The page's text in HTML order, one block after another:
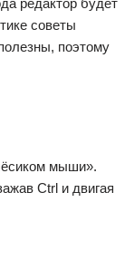
редактор будет
советы
поэтому
мыши».
Ctrl и двигая